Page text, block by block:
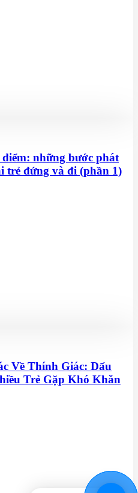
điểm: những bước phát
trẻ đứng và đi (phần 1)
Về Thính Giác: Dấu
Trẻ Gặp Khó Khăn